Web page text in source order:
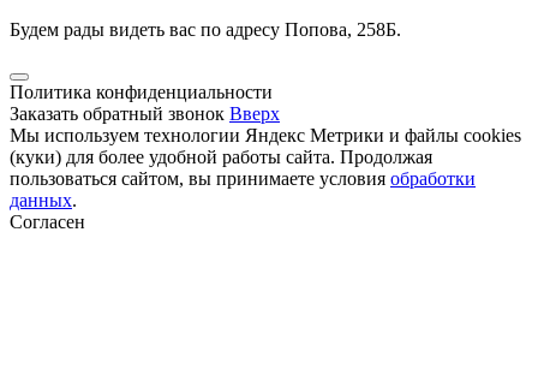
Будем рады видеть вас по адресу Попова, 258Б.
Политика конфиденциальности
Заказать обратный звонок Вверх
Мы используем технологии Яндекс Метрики и файлы cookies
(куки) для более удобной работы сайта. Продолжая
пользоваться сайтом, вы принимаете условия обработки
данных.
Согласен